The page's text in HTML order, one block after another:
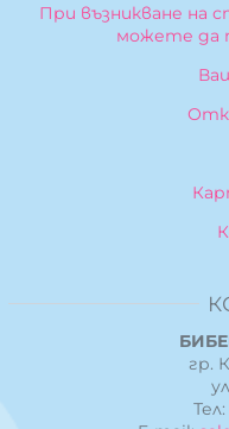
При възникване на
можете да
гр.
Тел: